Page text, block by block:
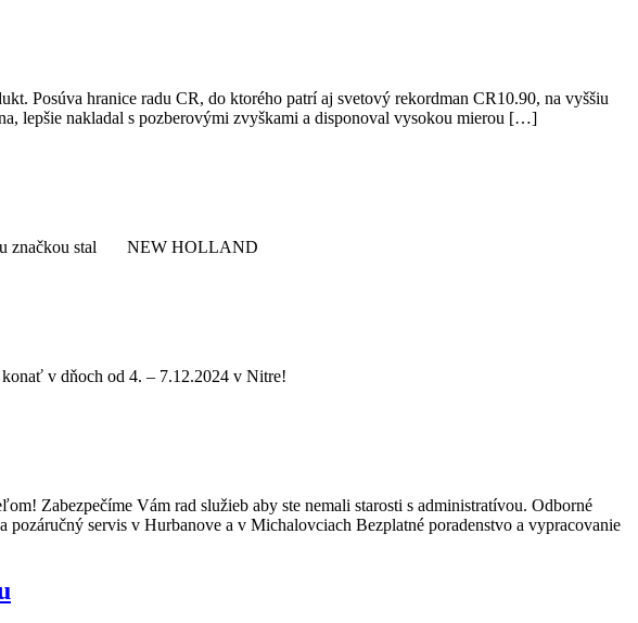
Posúva hranice radu CR, do ktorého patrí aj svetový rekordman CR10.90, na vyššiu
lepšie nakladal s pozberovými zvyškami a disponoval vysokou mierou […]
značkou stal NEW HOLLAND
v dňoch od 4. – 7.12.2024 v Nitre!
Zabezpečíme Vám rad služieb aby ste nemali starosti s administratívou. Odborné
servis v Hurbanove a v Michalovciach Bezplatné poradenstvo a vypracovanie